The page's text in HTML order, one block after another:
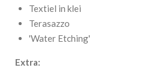
Textiel in klei
Terasazzo
'Water Etching'
Extra: